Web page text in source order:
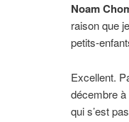
Noam
raison que
petits-
Excellent.
décembre
qui s’est